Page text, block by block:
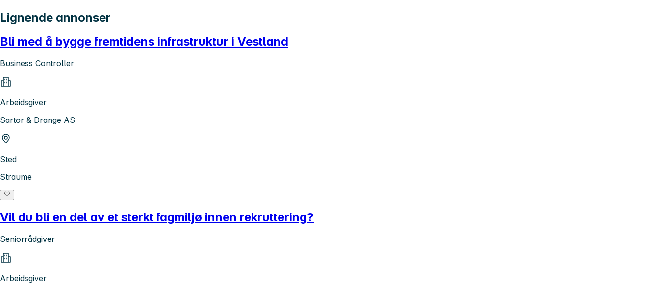
Lignende annonser
Bli med å bygge fremtidens infrastruktur i Vestland
Business Controller
Arbeidsgiver
Sartor & Drange AS
Sted
Straume
Vil du bli en del av et sterkt fagmiljø innen rekruttering?
Seniorrådgiver
Arbeidsgiver